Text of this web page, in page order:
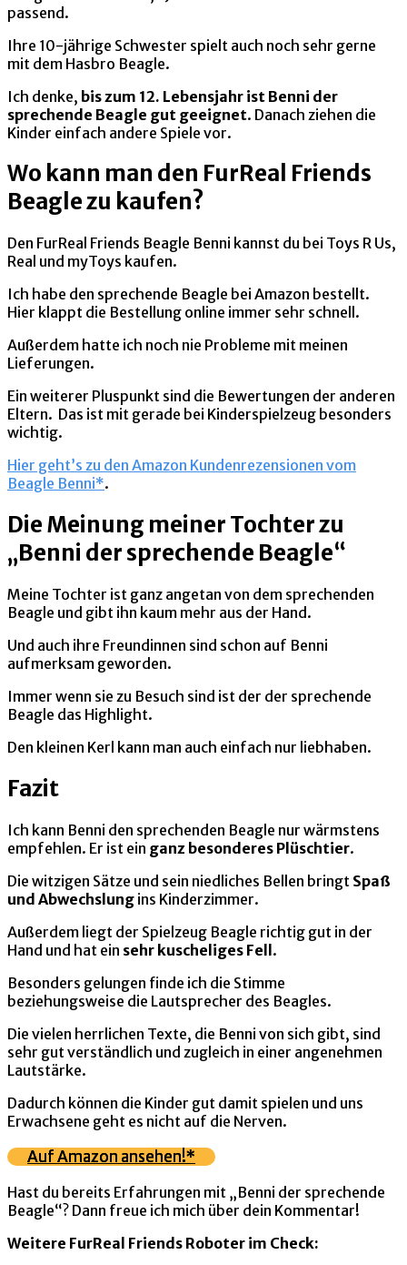
passend.
Ihre 10-jährige Schwester spielt auch noch sehr gerne
mit dem Hasbro Beagle.
Ich denke, bis zum 12. Lebensjahr ist Benni der
sprechende Beagle gut geeignet. Danach ziehen die
Kinder einfach andere Spiele vor.
Wo kann man den FurReal Friends
Beagle zu kaufen?
Den FurReal Friends Beagle Benni kannst du bei Toys R Us,
Real und myToys kaufen.
Ich habe den sprechende Beagle bei Amazon bestellt.
Hier klappt die Bestellung online immer sehr schnell.
Außerdem hatte ich noch nie Probleme mit meinen
Lieferungen.
Ein weiterer Pluspunkt sind die Bewertungen der anderen
Eltern. Das ist mit gerade bei Kinderspielzeug besonders
wichtig.
Hier geht’s zu den Amazon Kundenrezensionen vom
Beagle Benni*.
Die Meinung meiner Tochter zu
„Benni der sprechende Beagle“
Meine Tochter ist ganz angetan von dem sprechenden
Beagle und gibt ihn kaum mehr aus der Hand.
Und auch ihre Freundinnen sind schon auf Benni
aufmerksam geworden.
Immer wenn sie zu Besuch sind ist der der sprechende
Beagle das Highlight.
Den kleinen Kerl kann man auch einfach nur liebhaben.
Fazit
Ich kann Benni den sprechenden Beagle nur wärmstens
empfehlen. Er ist ein ganz besonderes Plüschtier.
Die witzigen Sätze und sein niedliches Bellen bringt Spaß
und Abwechslung ins Kinderzimmer.
Außerdem liegt der Spielzeug Beagle richtig gut in der
Hand und hat ein sehr kuscheliges Fell.
Besonders gelungen finde ich die Stimme
beziehungsweise die Lautsprecher des Beagles.
Die vielen herrlichen Texte, die Benni von sich gibt, sind
sehr gut verständlich und zugleich in einer angenehmen
Lautstärke.
Dadurch können die Kinder gut damit spielen und uns
Erwachsene geht es nicht auf die Nerven.
Auf Amazon ansehen!*
Hast du bereits Erfahrungen mit „Benni der sprechende
Beagle“? Dann freue ich mich über dein Kommentar!
Weitere FurReal Friends Roboter im Check: